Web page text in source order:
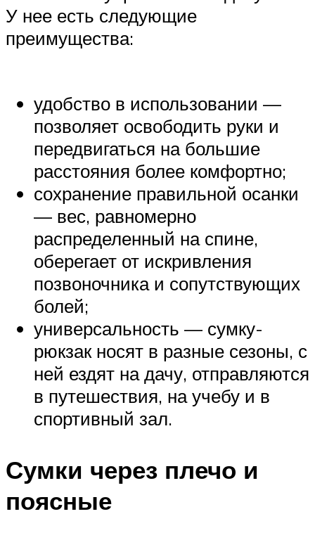
У нее есть следующие
преимущества:
удобство в использовании —
позволяет освободить руки и
передвигаться на большие
расстояния более комфортно;
сохранение правильной осанки
— вес, равномерно
распределенный на спине,
оберегает от искривления
позвоночника и сопутствующих
болей;
универсальность — сумку-
рюкзак носят в разные сезоны, с
ней ездят на дачу, отправляются
в путешествия, на учебу и в
спортивный зал.
Сумки через плечо и
поясные